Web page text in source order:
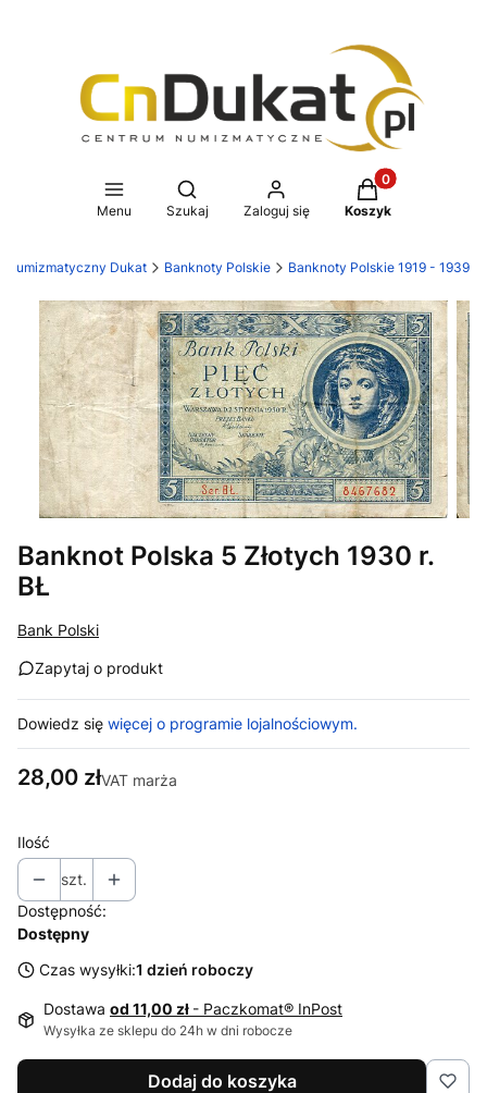
Menu
Otwórz wyszukiwarkę
Szukaj Zaloguj się
Produkty w
Koszyk
numizmatyczny Dukat Banknoty Polskie Banknoty Polskie 1919 - 1939
Banknot Polska 5 Złotych 1930 r.
BŁ
Bank Polski
Zapytaj o produkt
Dowiedz się więcej o programie lojalnościowym.
Cena
28,00 złVAT marża
Ilość
szt.
Dostępność:
Dostępny
Czas wysyłki:1 dzień roboczy
Dostawa od 11,00 zł - Paczkomat® InPost
Wysyłka ze sklepu do 24h w dni robocze
Dodaj do koszyka